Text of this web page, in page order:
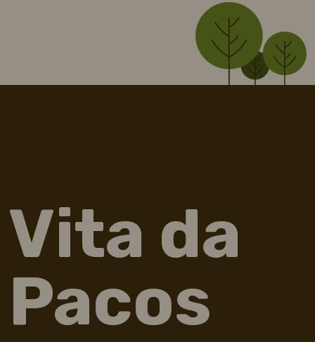
Vita da
Pacos